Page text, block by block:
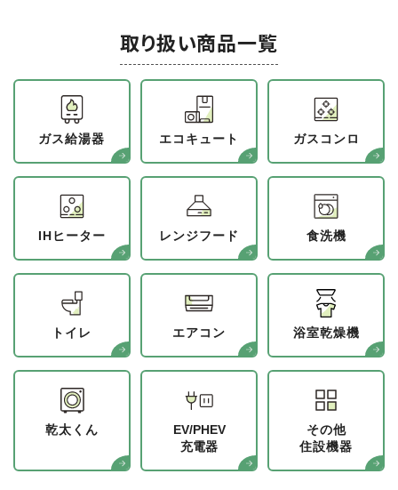
取り扱い商品一覧
ガス給湯器 エコキュート ガスコンロ
IHヒーター レンジフード 食洗機
トイレ エアコン 浴室乾燥機
乾太くん
EV/PHEV
充電器
その他
住設機器